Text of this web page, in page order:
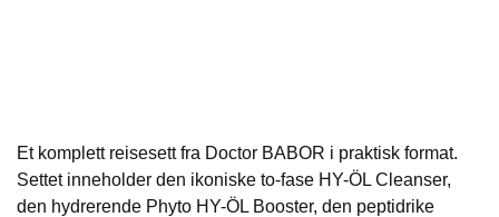
Et komplett reisesett fra Doctor BABOR i praktisk format.
Settet inneholder den ikoniske to-fase HY-ÖL Cleanser,
den hydrerende Phyto HY-ÖL Booster, den peptidrike